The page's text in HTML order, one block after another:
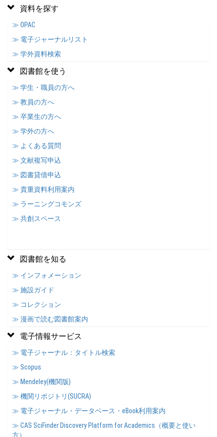
資料を探す
≫ OPAC
≫ 電子ジャーナルリスト
≫ 学外資料検索
図書館を使う
≫ 学生・職員の方へ
≫ 教員の方へ
≫ 卒業生の方へ
≫ 学外の方へ
≫ よくある質問
≫ 文献複写申込
≫ 図書貸借申込
≫ 貴重資料利用案内
≫ ラーニングコモンズ
≫ 共創スペース
図書館を知る
≫ インフォメーション
≫ 施設ガイド
≫ コレクション
≫ 漫画で読む図書館案内
電子情報サービス
≫ 電子ジャーナル：タイトル検索
≫ Scopus
≫ Mendeley(機関版)
≫ 機関リポジトリ(SUCRA)
≫ 電子ジャーナル・データベース・eBook利用案内
≫ CAS SciFinder Discovery Platform for Academics（概要と使い
方）